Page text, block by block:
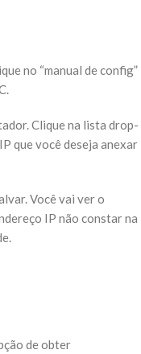
no “manual de config”
Clique na lista drop-
que você deseja anexar
Você vai ver o
IP não constar na
de obter